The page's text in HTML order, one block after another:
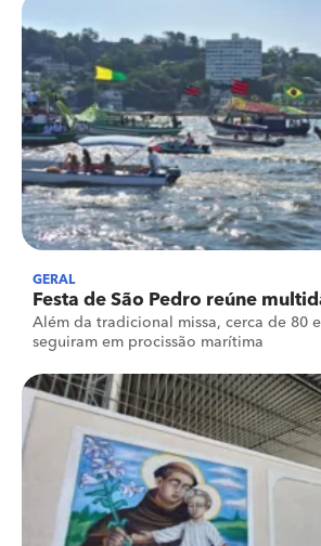
GERAL
Festa de São Pedro reúne
Além da tradicional missa, cerca de 80
seguiram em procissão marítima